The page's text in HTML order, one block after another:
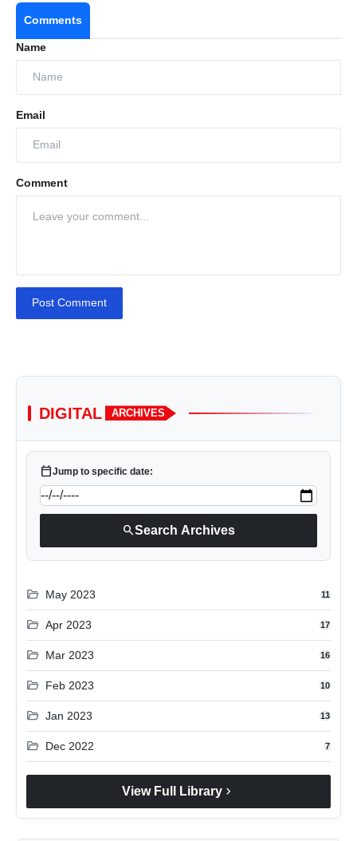
Comments
Name
Email
Comment
Post Comment
DIGITAL ARCHIVES
calendar_todayJump to specific date:
searchSearch Archives
folder_open May 2023 11
folder_open Apr 2023 17
folder_open Mar 2023 16
folder_open Feb 2023 10
folder_open Jan 2023 13
folder_open Dec 2022 7
View Full Library chevron_right